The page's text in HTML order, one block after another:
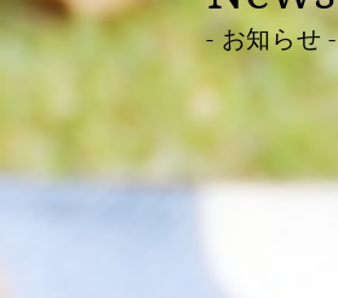
- お知らせ -